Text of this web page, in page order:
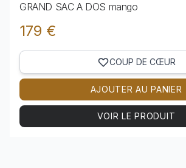
GRAND SAC A DOS mango
179 €
COUP DE CŒUR
AJOUTER AU PANIER
VOIR LE PRODUIT